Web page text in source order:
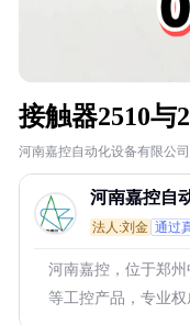
接触器2510与
河南嘉控自动化设备有限公司
河南嘉控自
法人:刘金 通过
河南嘉控，位于郑
等工控产品，专业权